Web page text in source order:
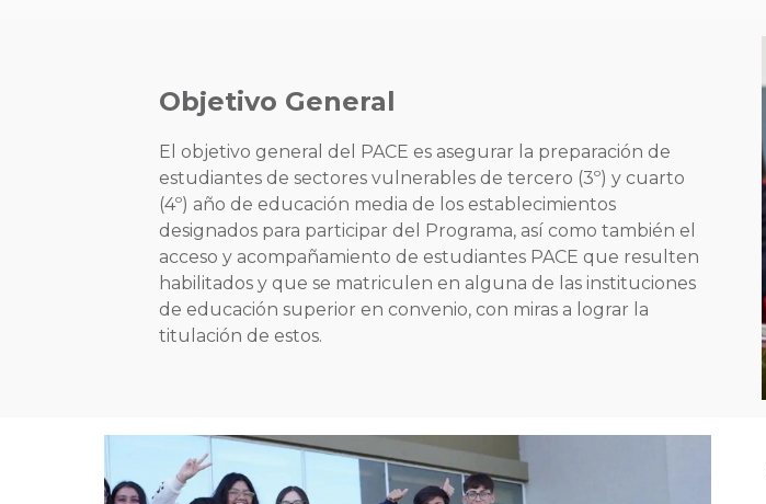
Objetivo General
El objetivo general del PACE es asegurar la preparación de
estudiantes de sectores vulnerables de tercero (3º) y cuarto
(4º) año de educación media de los establecimientos
designados para participar del Programa, así como también el
acceso y acompañamiento de estudiantes PACE que resulten
habilitados y que se matriculen en alguna de las instituciones
de educación superior en convenio, con miras a lograr la
titulación de estos.